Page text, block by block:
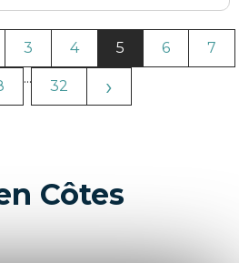
3 4 5 6 7
... 32 ›
Côtes